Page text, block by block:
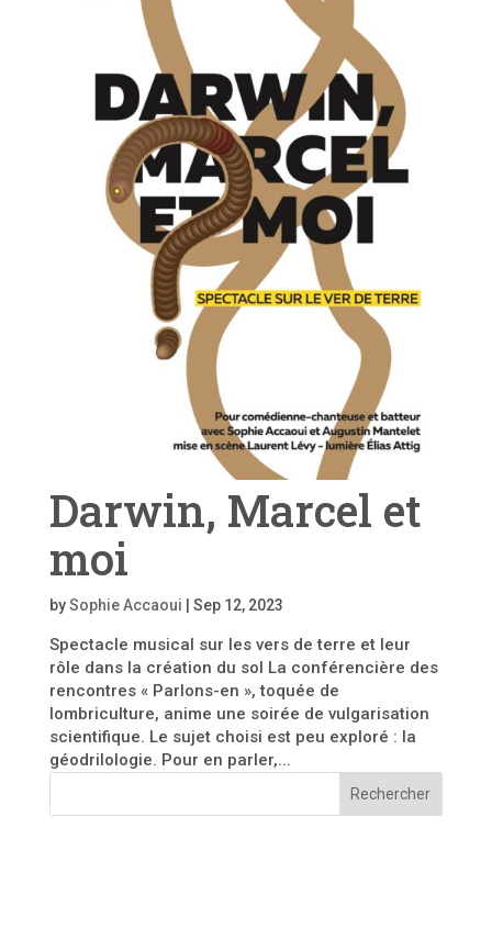
Darwin, Marcel et
moi
bySophie Accaoui Sep 12, 2023
Spectacle musical sur les vers de terre et leur
rôle dans la création du sol La conférencière des
rencontres « Parlons-en », toquée de
lombriculture, anime une soirée de vulgarisation
scientifique. Le sujet choisi est peu exploré : la
géodrilologie. Pour en parler,...